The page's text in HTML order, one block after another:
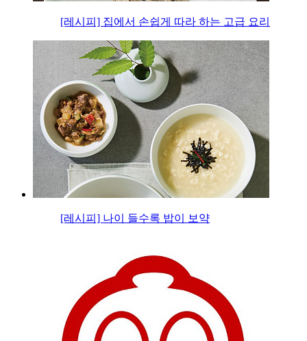
[레시피] 집에서 손쉽게 따라 하는 고급 요리
[레시피] 나이 들수록 밥이 보약